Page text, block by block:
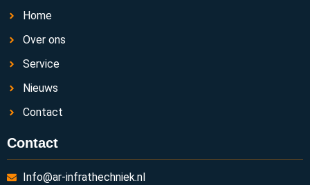
Home
Over ons
Service
Nieuws
Contact
Contact
Info@ar-infrathechniek.nl